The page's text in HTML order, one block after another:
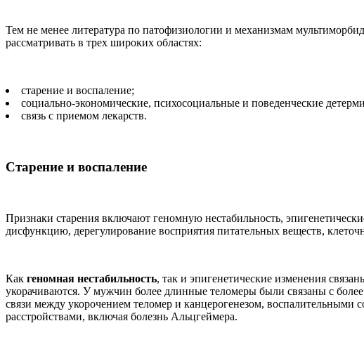
Тем не менее литература по патофизиологии и механизмам
рассматривать в трех широких областях:
старение и воспаление;
социально-экономические, психосоциальные и поведенческие
связь с приемом лекарств.
Старение и воспаление
Признаки старения включают геномную нестабильность,
дисфункцию, дерегулирование восприятия питательных веществ,
Как геномная нестабильность, так и эпигенетические изменения
укорачиваются. У мужчин более длинные теломеры были связаны с
связи между укорочением теломер и канцерогенезом,
расстройствами, включая болезнь Альцгеймера.